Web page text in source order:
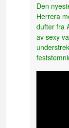
Den
Herrera
dufter fra
av sexy